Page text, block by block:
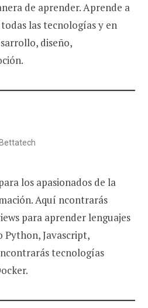
de aprender. Aprende a
las tecnologías y en
diseño,
Bettatech
los apasionados de la
Aquí ncontrarás
para aprender lenguajes
Python, Javascript,
tecnologías